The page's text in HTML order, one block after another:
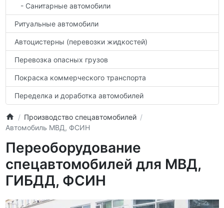
- Санитарные автомобили
Ритуальные автомобили
Автоцистерны (перевозки жидкостей)
Перевозка опасных грузов
Покраска коммерческого транспорта
Переделка и доработка автомобилей
Производство спецавтомобилей
Автомобиль МВД, ФСИН
Переоборудование
спецавтомобилей для МВД,
ГИБДД, ФСИН